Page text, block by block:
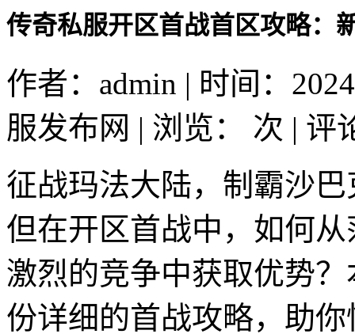
传奇私服开区首战首区攻略：
作者：admin | 时间：
服发布网 | 浏览：
次 | 评
征战玛法大陆，制霸沙
但在开区首战中，如何
激烈的竞争中获取优势
份详细的首战攻略，助